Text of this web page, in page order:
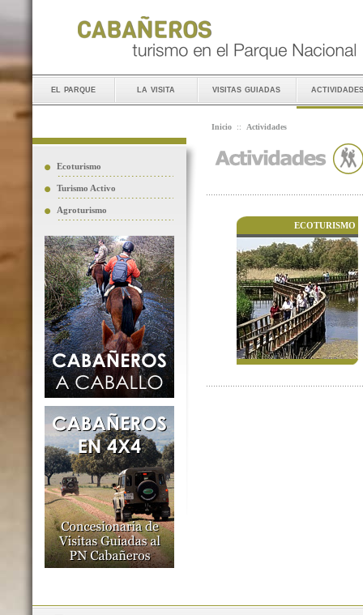
el parque la visita visitas guiadas actividades
Ecoturismo
Turismo Activo
Agroturismo
Inicio :: Actividades
ECOTURISMO